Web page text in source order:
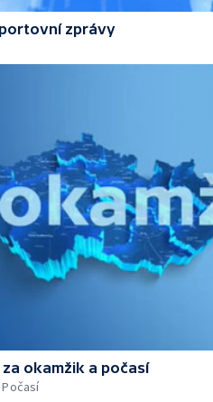
zprávy
okamžik a počasí
Počasí